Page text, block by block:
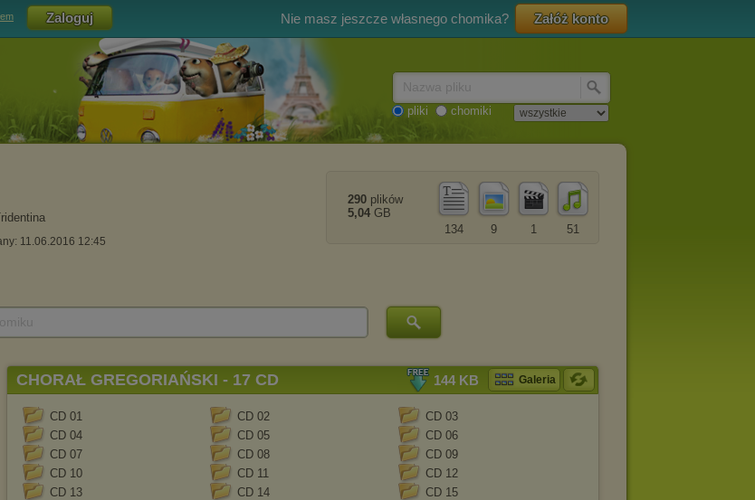
Nie masz jeszcze własnego chomika? Załóż konto
pliki chomiki
11.06.2016 12:45
51
1
9
134
290 plików
5,04 GB
CHORAŁ GREGORIAŃSKI - 17 CD 144 KB Galeria
CD 01 CD 02
CD 03
CD 04
CD 05
CD 06
CD 07
CD 08
CD 09
CD 10
CD 11
CD 12
CD 13
CD 14
CD 15